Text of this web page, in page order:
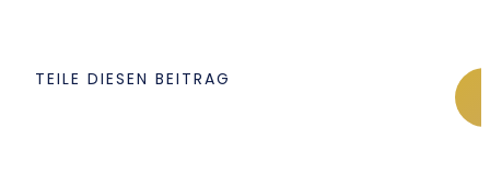
TEILE DIESEN BEITRAG